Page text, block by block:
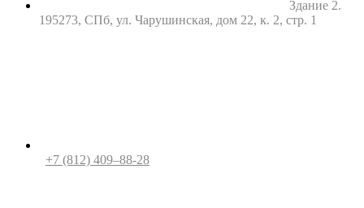
Здание 2.
195273, СПб, ул. Чарушинская, дом 22, к. 2, стр. 1
+7 (812) 409–88-28